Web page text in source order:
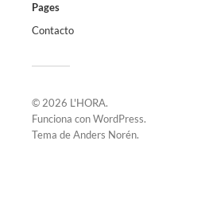
Pages
Contacto
© 2026 L'HORA.
Funciona conWordPress.
Tema deAnders Norén.